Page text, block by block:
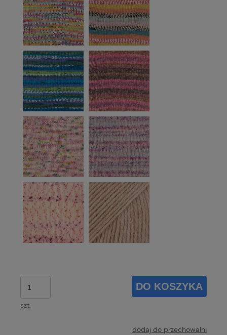
szt.
DO KOSZYKA
dodaj do przechowalni